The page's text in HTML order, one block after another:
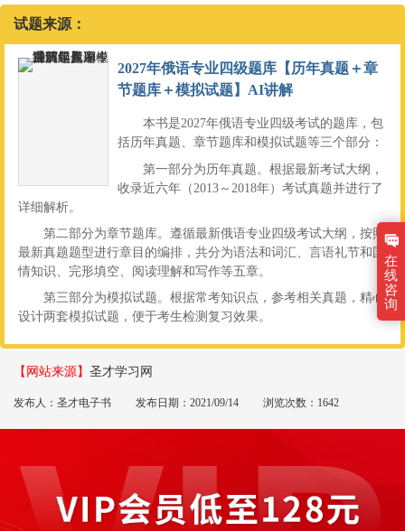
试题来源：
2027年俄语专业四级题库【历年真题＋章
节题库＋模拟试题】AI讲解
本书是2027年俄语专业四级考试的题库，包
括历年真题、章节题库和模拟试题等三个部分：
第一部分为历年真题。根据最新考试大纲，
收录近六年（2013～2018年）考试真题并进行了
详细解析。
第二部分为章节题库。遵循最新俄语专业四级考试大纲，按照
最新真题题型进行章目的编排，共分为语法和词汇、言语礼节和国
情知识、完形填空、阅读理解和写作等五章。
第三部分为模拟试题。根据常考知识点，参考相关真题，精心
设计两套模拟试题，便于考生检测复习效果。
【网站来源】 圣才学习网
发布人：圣才电子书 发布日期：2021/09/14 浏览次数：1642
在
线
咨
询